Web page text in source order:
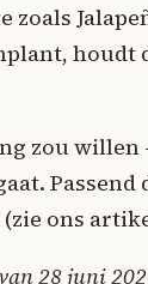
houdt
zou
ons
28 juni